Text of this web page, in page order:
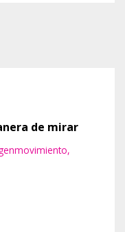
de mirar